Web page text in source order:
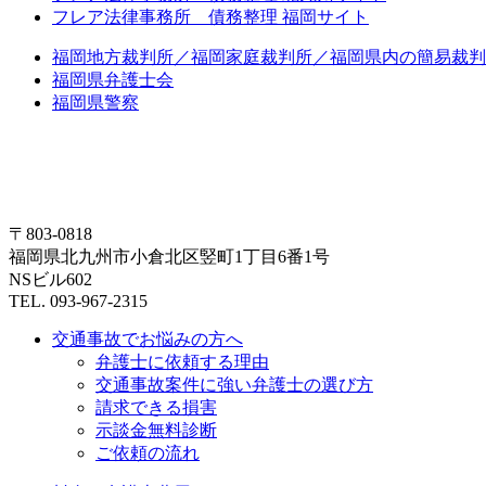
フレア法律事務所 債務整理 福岡サイト
福岡地方裁判所／福岡家庭裁判所／福岡県内の簡易裁
福岡県弁護士会
福岡県警察
〒803-0818
福岡県北九州市小倉北区竪町1丁目6番1号
NSビル602
TEL. 093-967-2315
交通事故でお悩みの方へ
弁護士に依頼する理由
交通事故案件に強い弁護士の選び方
請求できる損害
示談金無料診断
ご依頼の流れ